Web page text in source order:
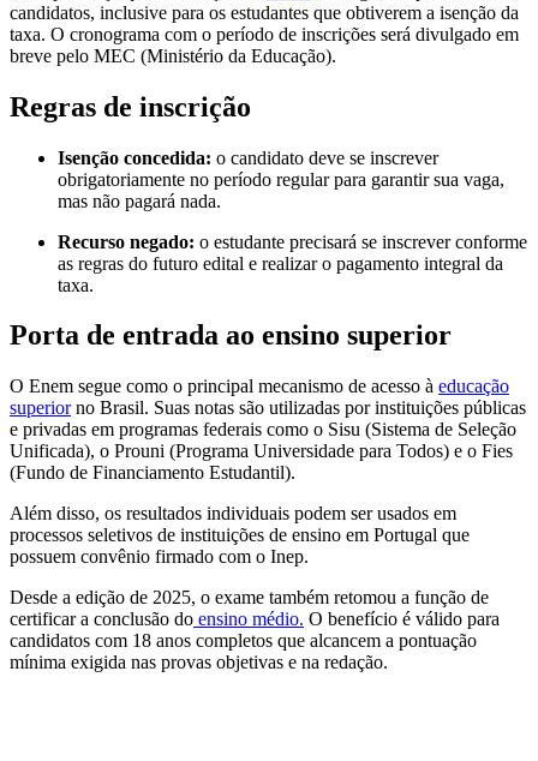
candidatos, inclusive para os estudantes que obtiverem a isenção da
taxa. O cronograma com o período de inscrições será divulgado em
breve pelo MEC (Ministério da Educação).
Regras de inscrição
Isenção concedida: o candidato deve se inscrever
obrigatoriamente no período regular para garantir sua vaga,
mas não pagará nada.
Recurso negado: o estudante precisará se inscrever conforme
as regras do futuro edital e realizar o pagamento integral da
taxa.
Porta de entrada ao ensino superior
O Enem segue como o principal mecanismo de acesso à educação
superiorno Brasil. Suas notas são utilizadas por instituições públicas
e privadas em programas federais como o Sisu (Sistema de Seleção
Unificada), o Prouni (Programa Universidade para Todos) e o Fies
(Fundo de Financiamento Estudantil).
Além disso, os resultados individuais podem ser usados em
processos seletivos de instituições de ensino em Portugal que
possuem convênio firmado com o Inep.
Desde a edição de 2025, o exame também retomou a função de
certificar a conclusão do ensino médio. O benefício é válido para
candidatos com 18 anos completos que alcancem a pontuação
mínima exigida nas provas objetivas e na redação.